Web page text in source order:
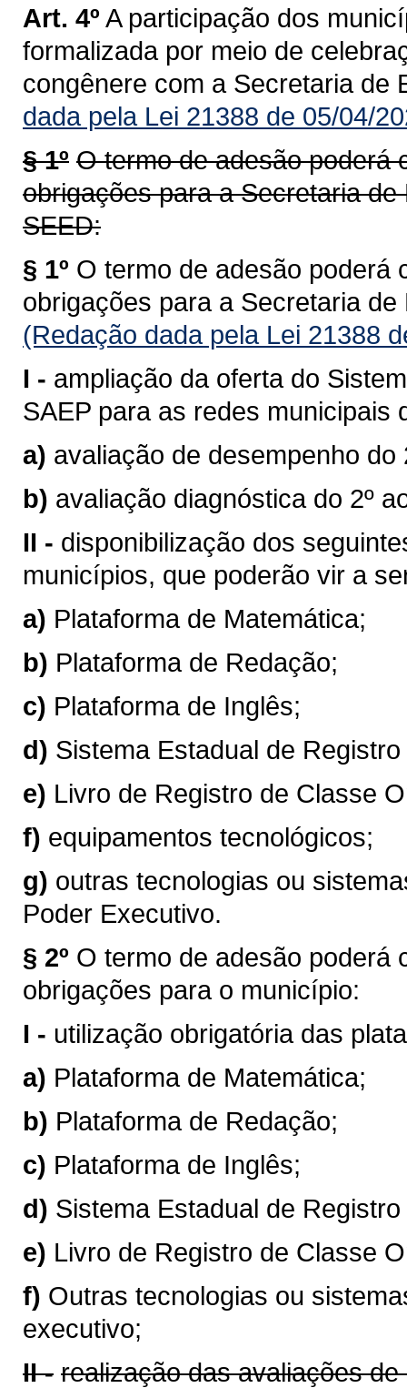
Art. 4º A participação dos
formalizada por meio de
congênere com a Secretaria de
dada pela Lei 21388 de 05/04/
§ 1º O termo de adesão poderá
obrigações para a Secretaria
SEED:
§ 1º O termo de adesão poderá
obrigações para a Secretaria
(Redação dada pela Lei 21388
I - ampliação da oferta do
SAEP para as redes municipais
a) avaliação de desempenho do
b) avaliação diagnóstica do 2º
II - disponibilização dos
municípios, que poderão vir a
a) Plataforma de Matemática;
b) Plataforma de Redação;
c) Plataforma de Inglês;
d) Sistema Estadual de
e) Livro de Registro de Classe
f) equipamentos tecnológicos;
g) outras tecnologias ou
Poder Executivo.
§ 2º O termo de adesão poderá
obrigações para o município:
I - utilização obrigatória das
a) Plataforma de Matemática;
b) Plataforma de Redação;
c) Plataforma de Inglês;
d) Sistema Estadual de
e) Livro de Registro de Classe
f) Outras tecnologias ou
executivo;
II - realização das avaliações